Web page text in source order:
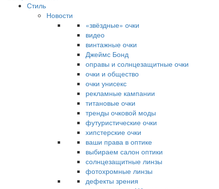
Стиль
Новости
«звёздные» очки
видео
винтажные очки
Джеймс Бонд
оправы и солнцезащитные очки
очки и общество
очки унисекс
рекламные кампании
титановые очки
тренды очковой моды
футуристические очки
хипстерские очки
ваши права в оптике
выбираем салон оптики
солнцезащитные линзы
фотохромные линзы
дефекты зрения